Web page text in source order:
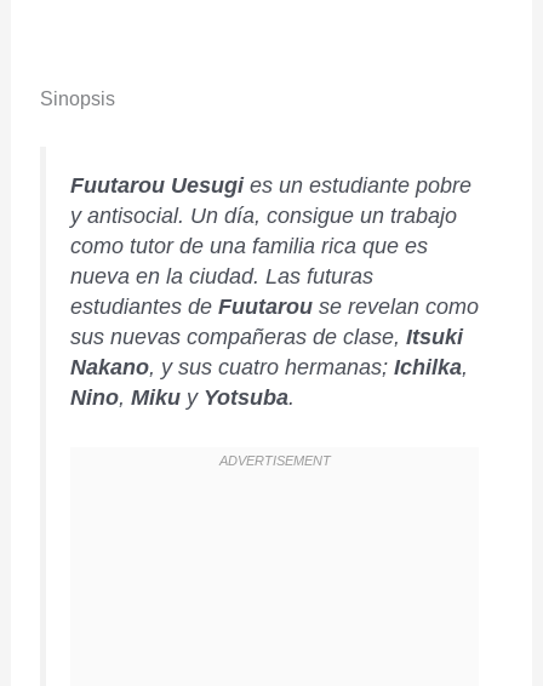
Sinopsis
Fuutarou Uesugies un estudiante pobre
y antisocial. Un día, consigue un trabajo
como tutor de una familia rica que es
nueva en la ciudad. Las futuras
estudiantes de Fuutarouse revelan como
sus nuevas compañeras de clase, Itsuki
Nakano, y sus cuatro hermanas; Ichilka,
Nino, Mikuy Yotsuba.